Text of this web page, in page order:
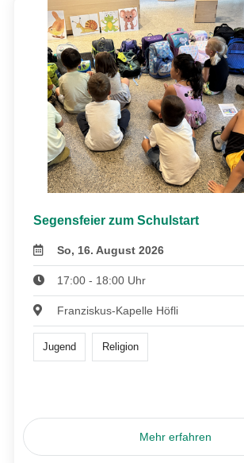
Segensfeier zum Schulstart
So, 16. August 2026
17:00 - 18:00 Uhr
Franziskus-Kapelle Höfli
Jugend Religion
Mehr erfahren